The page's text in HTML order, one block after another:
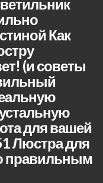
Как
(и советы
для вашей
Люстра для
правильным